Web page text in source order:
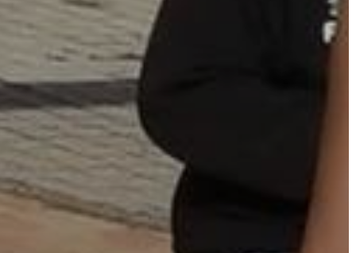
AZ
ÉPÜLŐ